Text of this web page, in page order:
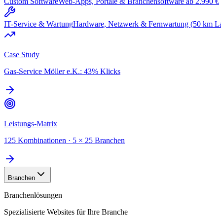
IT-Service & WartungHardware, Netzwerk & Fernwartung (50 km
Case Study
Gas-Service Möller e.K.: 43% Klicks
Leistungs-Matrix
125 Kombinationen · 5 × 25 Branchen
Branchen
Branchenlösungen
Spezialisierte Websites für Ihre Branche